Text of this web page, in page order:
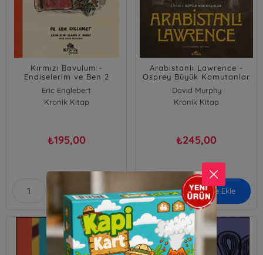
Kırmızı Bavulum -
Endişelerim ve Ben 2
Eric Englebert
Kronik Kitap
₺195,00
Arabistanlı Lawrence -
Osprey Büyük Komutanlar
David Murphy
Kronik Kitap
₺245,00
Sepete Ekle